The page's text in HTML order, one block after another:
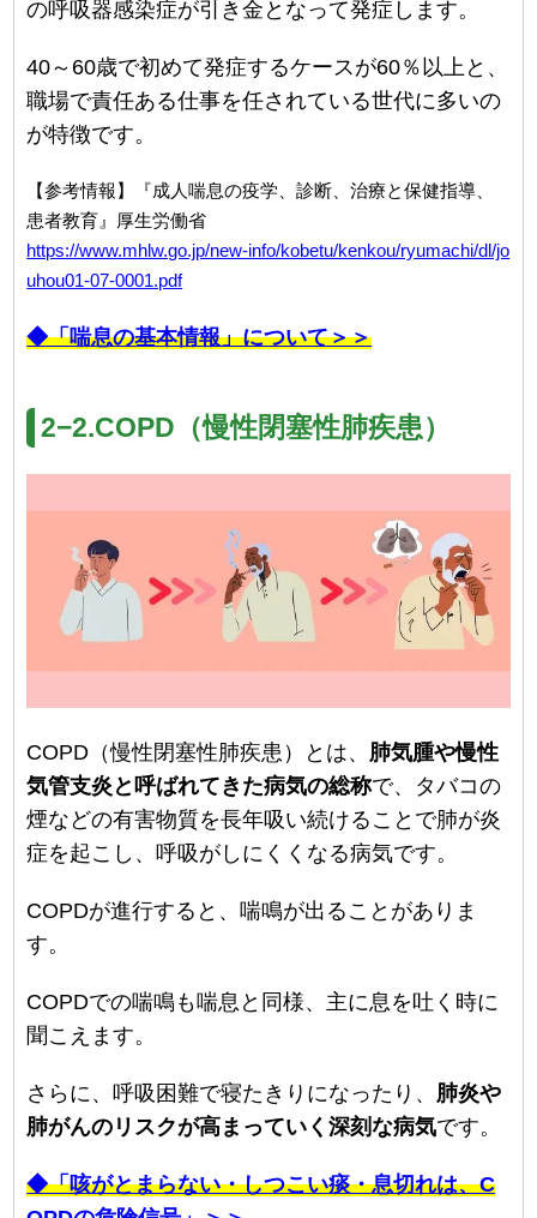
の呼吸器感染症が引き金となって発症します。
40～60歳で初めて発症するケースが60％以上と、
職場で責任ある仕事を任されている世代に多いの
が特徴です。
【参考情報】『成人喘息の疫学、診断、治療と保健指導、
患者教育』厚生労働省
https://www.mhlw.go.jp/new-info/kobetu/kenkou/ryumachi/dl/jo
uhou01-07-0001.pdf
◆「喘息の基本情報」について＞＞
2−2.COPD（慢性閉塞性肺疾患）
COPD（慢性閉塞性肺疾患）とは、 肺気腫や慢性
気管支炎と呼ばれてきた病気の総称で、タバコの
煙などの有害物質を長年吸い続けることで肺が炎
症を起こし、呼吸がしにくくなる病気です。
COPDが進行すると、喘鳴が出ることがありま
す。
COPDでの喘鳴も喘息と同様、主に息を吐く時に
聞こえます。
さらに、呼吸困難で寝たきりになったり、 肺炎や
肺がんのリスクが高まっていく深刻な病気です。
◆「咳がとまらない・しつこい痰・息切れは、C